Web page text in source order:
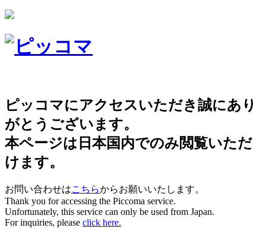
ピッコマにアクセスいただき誠にあり
がとうございます。
本ページは日本国内でのみ閲覧いただ
けます。
お問い合わせはこちらからお願いいたします。
Thank you for accessing the Piccoma service.
Unfortunately, this service can only be used from Japan.
For inquiries, please click here.